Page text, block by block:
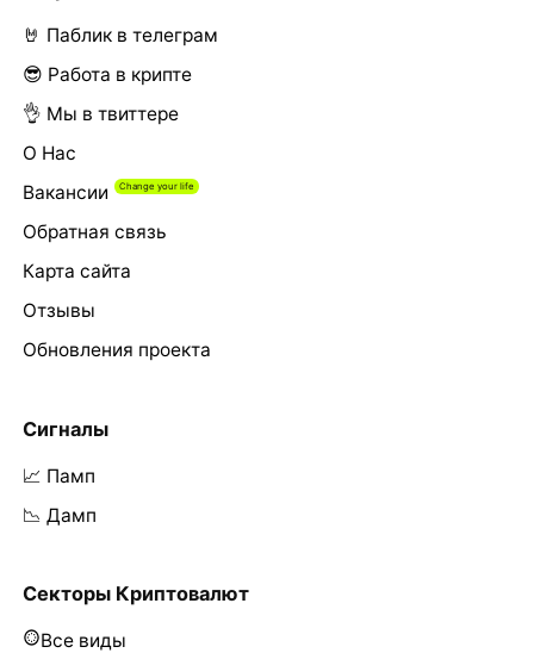
🤘 Паблик в телеграм
😎 Работа в крипте
👌 Мы в твиттере
О Нас
Вакансии
Обратная связь
Карта сайта
Отзывы
Обновления проекта
Сигналы
📈 Памп
📉 Дамп
Секторы Криптовалют
Все виды